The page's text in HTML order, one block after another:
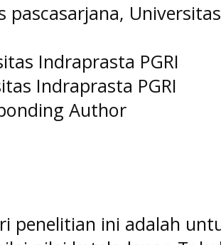
pascasarjana,
Indraprasta PGRI
Indraprasta PGRI
Author
penelitian ini adalah